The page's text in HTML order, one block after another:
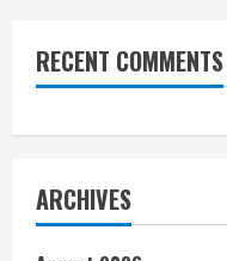
RECENT COMMENTS
ARCHIVES